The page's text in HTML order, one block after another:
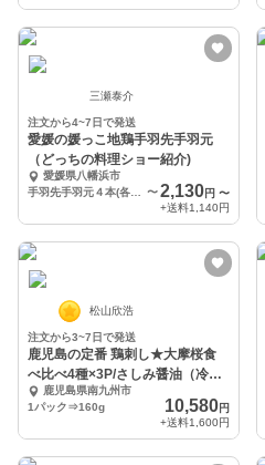
三瀬泰介
注文から4~7日で発送
愛媛の媛っこ地鶏手羽先手羽元
（どっちの料理ショー紹介)
愛媛県八幡浜市
〜 2,130円 〜
+送料1,140円
松山欣浩
注文から3~7日で発送
鹿児島の定番 鶏刺し★大摩桜食
べ比べ4種×3P/さしみ醤油（冷
凍）鹿児島県南九州市
1パック⇒160g
10,580円
+送料1,600円